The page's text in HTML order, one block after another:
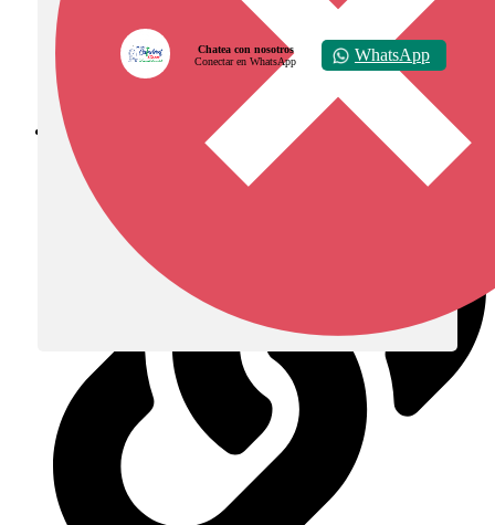
Diócesis de Zipaquirá
Chatea con nosotros
Conectar en WhatsApp
WhatsApp